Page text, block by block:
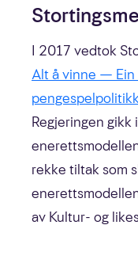
I 2017 vedtok
Alt å vinne — Ein
Regjeringen
rekke tiltak som
av Kultur- og